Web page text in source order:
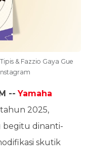
& Fazzio Gaya Gue
-- Yamaha
2025,
begitu dinanti-
skutik